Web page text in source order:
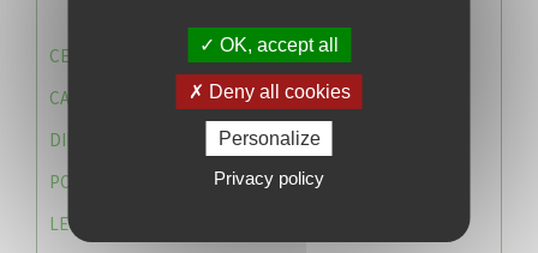
CENTRE COMMUNAL D’ACTION SOCIALE (C.C.A.S)
CAISSE DES ÉCOLES
DIRECTION DES SERVICES TECHNIQUES
POLICE MUNICIPALE
LE CABINET DU MAIRE
OK, accept all
Deny all cookies
Personalize
Privacy policy